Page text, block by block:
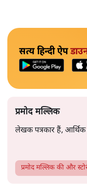
सत्य हिन्दी ऐप
प्रमोद मल्लिक
लेखक पत्रकार हैं, आर्थिक
प्रमोद मल्लिक की और